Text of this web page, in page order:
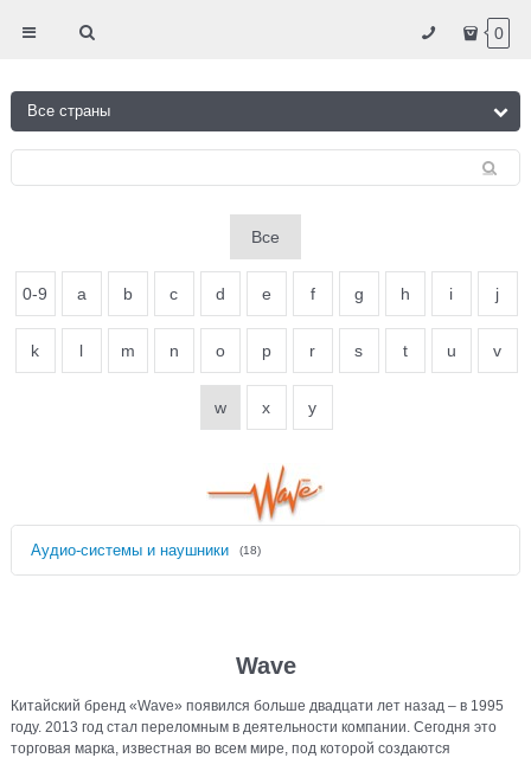
0
Все
0-9 a b c d e f g h i j
k l m n o p r s t u v
w x y
Аудио-системы и наушники (18)
Wave
Китайский бренд «Wave» появился больше двадцати лет назад – в 1995
году. 2013 год стал переломным в деятельности компании. Сегодня это
торговая марка, известная во всем мире, под которой создаются